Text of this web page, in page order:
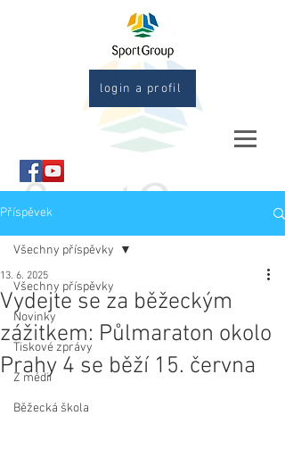
login a profil
Příspěvek
Všechny příspěvky
Novinky
Tiskové zprávy
Z médií
Běžecká škola
Všechny příspěvky
Vydejte se za běžeckým
zážitkem: Půlmaraton okolo
Prahy 4 se běží 15. června
13. 6. 2025